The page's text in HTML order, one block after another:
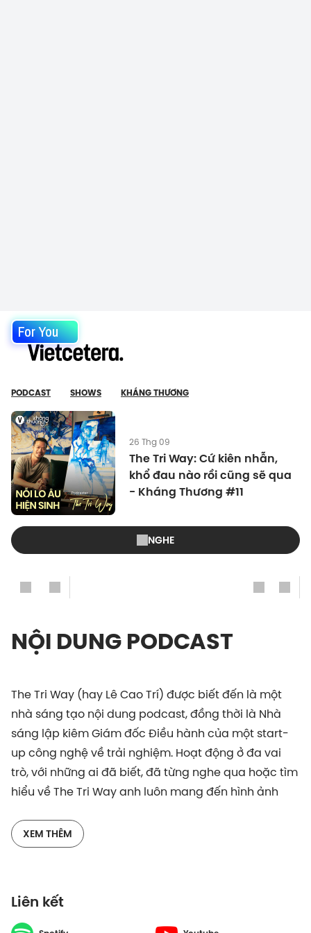
For You
PODCAST SHOWS KHÁNG THƯƠNG
26 Thg 09
The Tri Way: Cứ kiên nhẫn,
khổ đau nào rồi cũng sẽ qua
- Kháng Thương #11
NGHE
NỘI DUNG PODCAST
The Tri Way (hay Lê Cao Trí) được biết đến là một
nhà sáng tạo nội dung podcast, đồng thời là Nhà
sáng lập kiêm Giám đốc Điều hành của một start-
up công nghệ về trải nghiệm. Hoạt động ở đa vai
trò, với những ai đã biết, đã từng nghe qua hoặc tìm
hiểu về The Tri Way anh luôn mang đến hình ảnh
sinh.
mình. Đó là cơn khủng hoảng vào năm 23 tuổi khi
vừa bước chân vào đời, phải đứng trước vô vàn
XEM THÊM
Liên kết